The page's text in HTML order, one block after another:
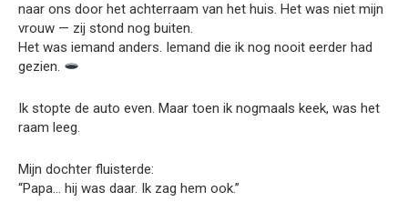
naar ons door het achterraam van het huis. Het was niet mijn
vrouw — zij stond nog buiten.
Het was iemand anders. Iemand die ik nog nooit eerder had
gezien.
Ik stopte de auto even. Maar toen ik nogmaals keek, was het
raam leeg.
Mijn dochter fluisterde:
“Papa… hij was daar. Ik zag hem ook.”